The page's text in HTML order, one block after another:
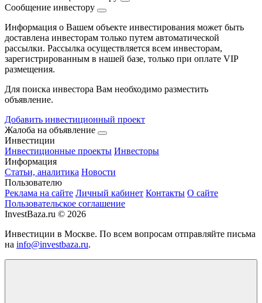
Сообщение инвестору
Информация о Вашем объекте инвестирования может быть
доставлена инвесторам только путем автоматической
рассылки. Рассылка осуществляется всем инвесторам,
зарегистрированным в нашей базе, только при оплате VIP
размещения.
Для поиска инвестора Вам необходимо разместить
объявление.
Добавить инвестиционный проект
Жалоба на объявление
Инвестиции
Инвестиционные проекты Инвесторы
Информация
Статьи, аналитика Новости
Пользователю
Реклама на сайте Личный кабинет Контакты О сайте
Пользовательское соглашение
InvestBaza.ru © 2026
Инвестиции в Москве. По всем вопросам отправляйте письма
на info@investbaza.ru.